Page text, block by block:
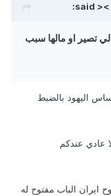
تصير او مالها سبب
اليهود بالضبط
عادي عندكم
ايران الباب مفتوح له